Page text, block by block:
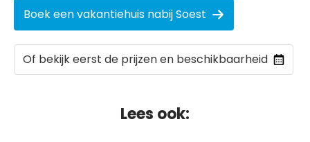
Boek een vakantiehuis nabij Soest
Of bekijk eerst de prijzen en beschikbaarheid
Lees ook: